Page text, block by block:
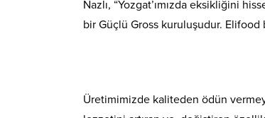
Nazlı, “Yozgat’ımızda eksikliğini
bir Güçlü Gross kuruluşudur.
Üretimimizde kaliteden ödün